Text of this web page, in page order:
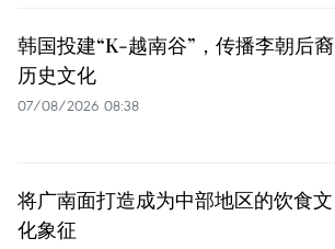
韩国投建“K-越南谷”，传播李朝后裔
历史文化
07/08/2026 08:38
将广南面打造成为中部地区的饮食文
化象征